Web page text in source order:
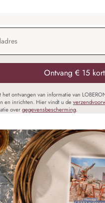
Ontvang € 15
het ontvangen van informatie van
en inrichten. Hier vindt u de
overgegevensbescherming.